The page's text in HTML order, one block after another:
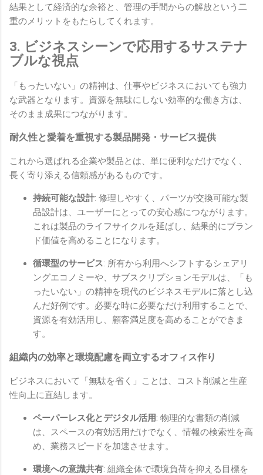
結果として経済的な余裕と、管理の手間からの解放という二
重のメリットをもたらしてくれます。
3. ビジネスシーンで応用するサステナ
ブルな視点
「もったいない」の精神は、仕事やビジネスにおいても強力
な武器となります。資源を無駄にしない効率的な働き方は、
そのまま成果につながります。
耐久性と愛着を重視する製品開発・サービス提供
これから選ばれる企業や製品とは、単に便利なだけでなく、
長く寄り添える信頼感があるものです。
持続可能な設計: 修理しやすく、パーツが交換可能な製
品設計は、ユーザーにとっての安心感につながります。
これは製品のライフサイクルを延ばし、結果的にブラン
ド価値を高めることになります。
循環型のサービス: 所有から利用へシフトするシェアリ
ングエコノミーや、サブスクリプションモデルは、「も
ったいない」の精神を現代のビジネスモデルに落とし込
んだ好例です。必要な時に必要なだけ利用することで、
資源を有効活用し、顧客満足度を高めることができま
す。
組織内の効率と環境配慮を両立するオフィス作り
ビジネスにおいて「無駄を省く」ことは、コスト削減と生産
性向上に直結します。
ペーパーレス化とデジタル活用: 物理的な書類の削減
は、スペースの有効活用だけでなく、情報の検索性を高
め、業務スピードを加速させます。
環境への意識共有: 組織全体で環境負荷を抑える目標を